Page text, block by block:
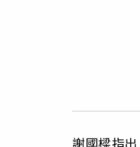
謝國樑指